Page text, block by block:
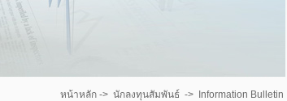
หน้าหลัก-> นักลงทุนสัมพันธ์-> Information Bulletin